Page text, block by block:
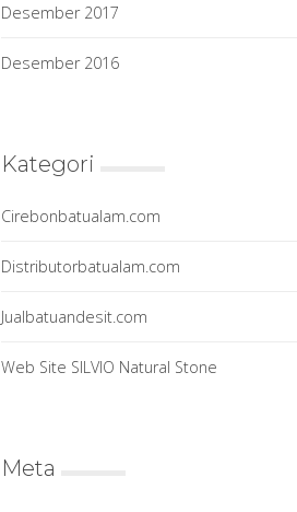
Desember 2017
Desember 2016
Kategori
Cirebonbatualam.com
Distributorbatualam.com
Jualbatuandesit.com
Web Site SILVIO Natural Stone
Meta